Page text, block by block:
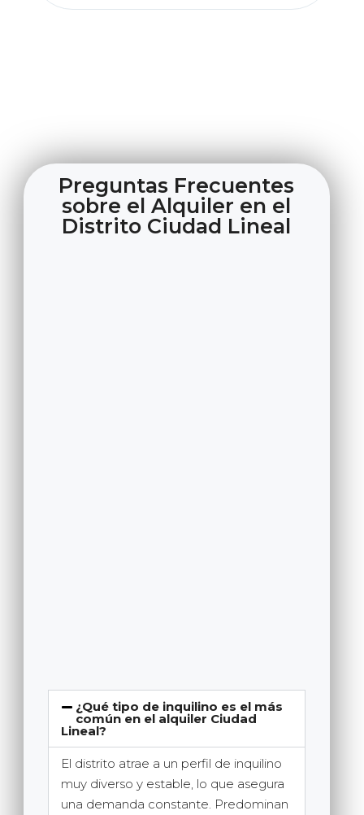
Preguntas Frecuentes
sobre el Alquiler en el
Distrito Ciudad Lineal
¿Qué tipo de inquilino es el más
común en el alquiler Ciudad
Lineal?
El distrito atrae a un perfil de inquilino
muy diverso y estable, lo que asegura
una demanda constante. Predominan